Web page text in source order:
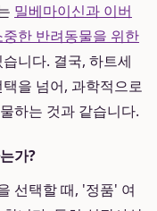
밀베마이신과 이버
한 반려동물을 위한
니다. 결국, 하트세
을 넘어, 과학적으로
하는 것과 같습니다.
가?
선택할 때, '정품' 여